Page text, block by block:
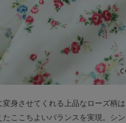
身させてくれる上品なローズ柄
たここちよいバランスを実現。シ